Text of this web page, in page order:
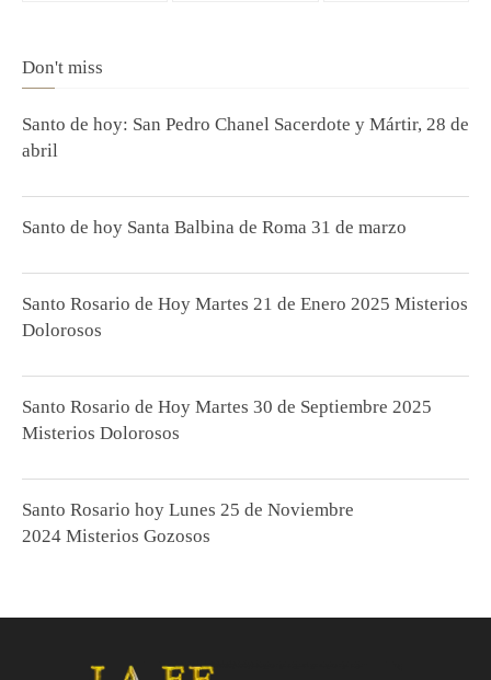
Don't miss
Santo de hoy: San Pedro Chanel Sacerdote y Mártir, 28 de
abril
Santo de hoy Santa Balbina de Roma 31 de marzo
Santo Rosario de Hoy Martes 21 de Enero 2025 Misterios
Dolorosos
Santo Rosario de Hoy Martes 30 de Septiembre 2025
Misterios Dolorosos
Santo Rosario hoy Lunes 25 de Noviembre
2024 Misterios Gozosos